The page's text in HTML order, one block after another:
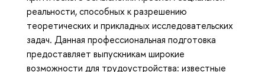
реальности, способных к разрешению
теоретических и прикладных исследовательских
задач. Данная профессиональная подготовка
предоставляет выпускникам широкие
возможности для трудоустройства: известные